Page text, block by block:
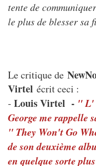
tente de
le plus de blesser sa
Le critique de
Virtel écrit ceci :
- Louis Virtel - " L'
George me rappelle
" They Won't Go
de son deuxième
en quelque sorte